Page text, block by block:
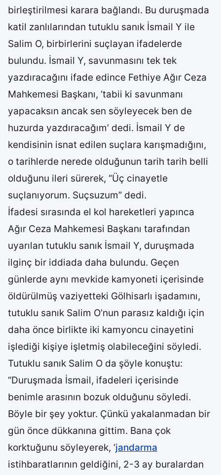
birleştirilmesi karara bağlandı. Bu duruşmada
katil zanlılarından tutuklu sanık İsmail Y ile
Salim O, birbirlerini suçlayan ifadelerde
bulundu. İsmail Y, savunmasını tek tek
yazdıracağını ifade edince Fethiye Ağır Ceza
Mahkemesi Başkanı, ‘tabii ki savunmanı
yapacaksın ancak sen söyleyecek ben de
huzurda yazdıracağım’ dedi. İsmail Y de
kendisinin isnat edilen suçlara karışmadığını,
o tarihlerde nerede olduğunun tarih tarih belli
olduğunu ileri sürerek, “Üç cinayetle
suçlanıyorum. Suçsuzum” dedi.
İfadesi sırasında el kol hareketleri yapınca
Ağır Ceza Mahkemesi Başkanı tarafından
uyarılan tutuklu sanık İsmail Y, duruşmada
ilginç bir iddiada daha bulundu. Geçen
günlerde aynı mevkide kamyoneti içerisinde
öldürülmüş vaziyetteki Gölhisarlı işadamını,
tutuklu sanık Salim O’nun parasız kaldığı için
daha önce birlikte iki kamyoncu cinayetini
işlediği kişiye işletmiş olabileceğini söyledi.
Tutuklu sanık Salim O da şöyle konuştu:
“Duruşmada İsmail, ifadeleri içerisinde
benimle arasının bozuk olduğunu söyledi.
Böyle bir şey yoktur. Çünkü yakalanmadan bir
gün önce dükkanına gittim. Bana çok
korktuğunu söyleyerek, ‘jandarma
istihbaratlarının geldiğini, 2-3 ay buralardan